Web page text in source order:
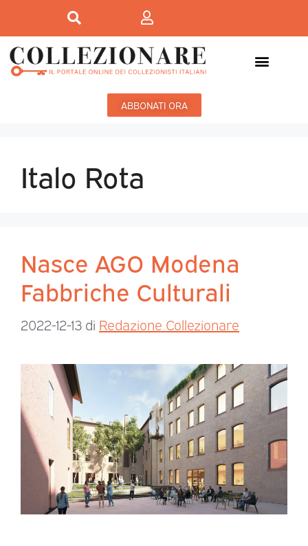
ABBONATI ORA
Italo Rota
Nasce AGO Modena
Fabbriche Culturali
2022-12-13 di Redazione Collezionare